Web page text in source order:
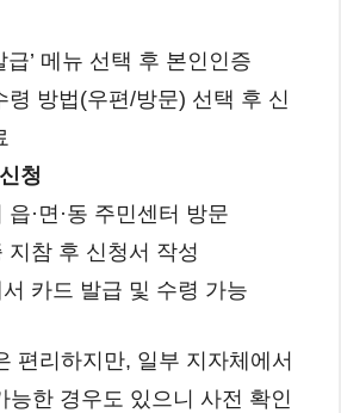
급’ 메뉴 선택 후 본인인증
령 방법(우편/방문) 선택 후 신
청
읍·면·동 주민센터 방문
지참 후 신청서 작성
카드 발급 및 수령 가능
편리하지만, 일부 지자체에서
능한 경우도 있으니 사전 확인